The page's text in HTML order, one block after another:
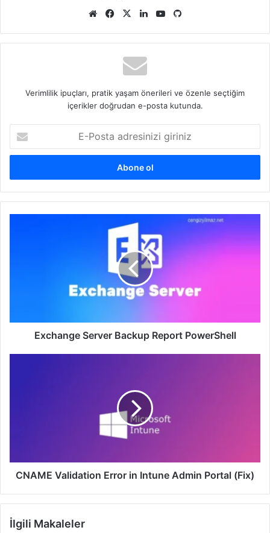
Web
Facebook
X LinkedInYouTube
Verimlilik ipuçları, pratik yaşam önerileri ve özenle seçtiğim
içerikler doğrudan e-posta kutunda.
Posta
adresinizi
Exchange Server Backup Report PowerShell
CNAME Validation Error in Intune Admin Portal (Fix)
İlgili Makaleler